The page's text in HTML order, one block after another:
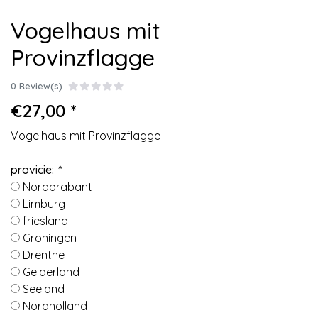
Vogelhaus mit
Provinzflagge
0 Review(s)
€27,00 *
Vogelhaus mit Provinzflagge
provicie: *
Nordbrabant
Limburg
friesland
Groningen
Drenthe
Gelderland
Seeland
Nordholland